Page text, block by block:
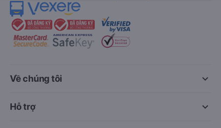
keyboard_arrow_down
Về chúng tôi
keyboard_arrow_down
Hỗ trợ